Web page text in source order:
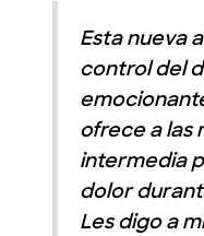
Esta nueva
control del
ofrece a las
intermedia
dolor
Les digo a